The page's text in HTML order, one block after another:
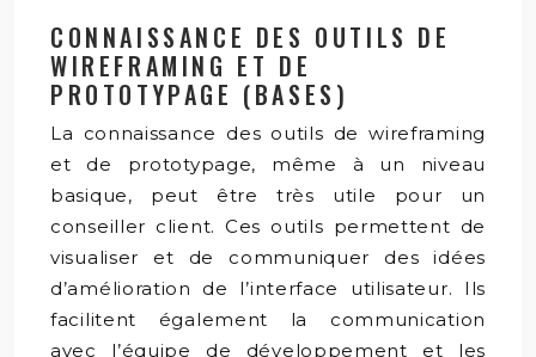
CONNAISSANCE DES OUTILS DE
WIREFRAMING ET DE
PROTOTYPAGE (BASES)
La connaissance des outils de wireframing
et de prototypage, même à un niveau
basique, peut être très utile pour un
conseiller client. Ces outils permettent de
visualiser et de communiquer des idées
d’amélioration de l’interface utilisateur. Ils
facilitent également la communication
avec l’équipe de développement et les